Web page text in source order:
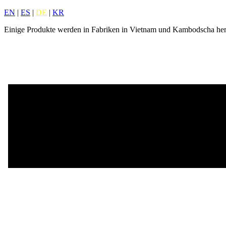
EN | ES | DE | KR
Einige Produkte werden in Fabriken in Vietnam und Kambodscha